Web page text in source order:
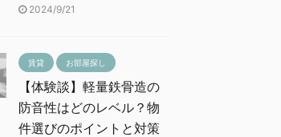
2024/9/21
賃貸 お部屋探し
【体験談】軽量鉄骨造の
防音性はどのレベル？物
件選びのポイントと対策